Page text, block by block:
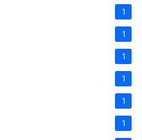
1
1
1
1
1
1